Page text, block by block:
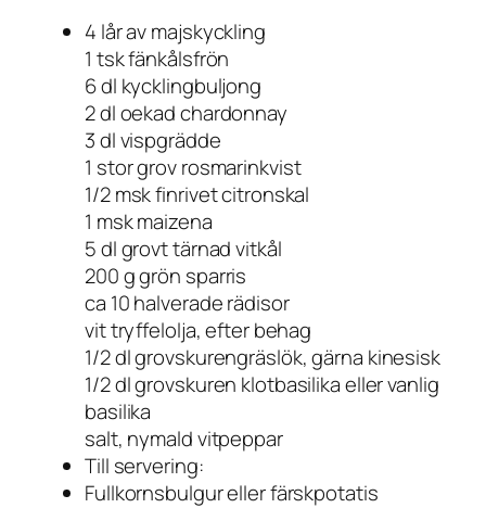
4 lår av majskyckling
1 tsk fänkålsfrön
6 dl kycklingbuljong
2 dl oekad chardonnay
3 dl vispgrädde
1 stor grov rosmarinkvist
1/2 msk finrivet citronskal
1 msk maizena
5 dl grovt tärnad vitkål
200 g grön sparris
ca 10 halverade rädisor
vit tryffelolja, efter behag
1/2 dl grovskurengräslök, gärna kinesisk
1/2 dl grovskuren klotbasilika eller vanlig
basilika
salt, nymald vitpeppar
Till servering:
Fullkornsbulgur eller färskpotatis